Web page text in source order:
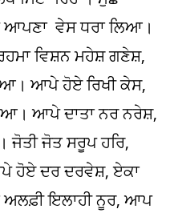
ਆਪਣਾ ਵੇਸ ਧਰਾ ਲਿਆ।
ਵਿਸ਼ਨ ਮਹੇਸ਼ ਗਣੇਸ਼,
ਆਪੇ ਹੋਏ ਰਿਖੀ ਕੇਸ,
ਆਪੇ ਦਾਤਾ ਨਰ ਨਰੇਸ਼,
ਜੋਤੀ ਜੋਤ ਸਰੂਪ ਹਰਿ,
ਹੋਏ ਦਰ ਦਰਵੇਸ਼, ਏਕਾ
ਅਲਫ਼ੀ ਇਲਾਹੀ ਨੂਰ, ਆਪ